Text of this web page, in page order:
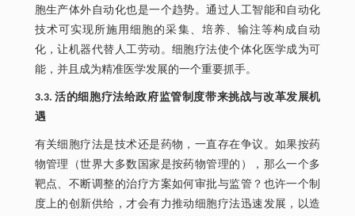
胞生产体外自动化也是一个趋势。通过人工智能和自动化
技术可实现所施用细胞的采集、培养、输注等构成自动
化，让机器代替人工劳动。细胞疗法使个体化医学成为可
能，并且成为精准医学发展的一个重要抓手。
3.3. 活的细胞疗法给政府监管制度带来挑战与改革发展机
遇
有关细胞疗法是技术还是药物，一直存在争议。如果按药
物管理（世界大多数国家是按药物管理的），那么一个多
靶点、不断调整的治疗方案如何审批与监管？也许一个制
度上的创新供给，才会有力推动细胞疗法迅速发展，以造